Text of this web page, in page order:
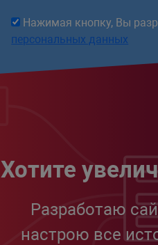
Нажимая кнопку, Вы
персональных данных
Хотите
Разработаю
настрою все